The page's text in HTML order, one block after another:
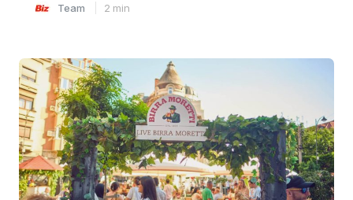
Team 2 min